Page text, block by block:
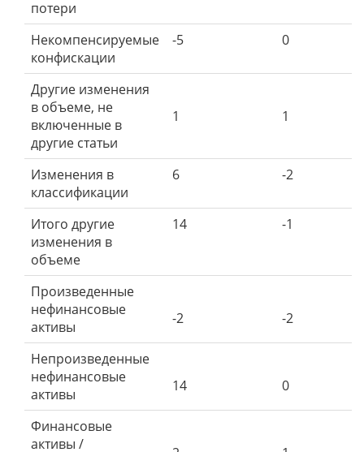
потери
Некомпенсируемые
конфискации
-5 0
Другие изменения
в объеме, не
включенные в
другие статьи
1 1
Изменения в
классификации
6 -2
Итого другие
изменения в
объеме
14 -1
Произведенные
нефинансовые
активы
-2 -2
Непроизведенные
нефинансовые
активы
14 0
Финансовые
активы /